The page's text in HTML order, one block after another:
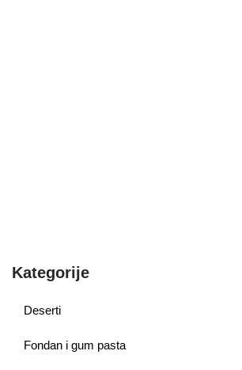
Kategorije
Deserti
Fondan i gum pasta